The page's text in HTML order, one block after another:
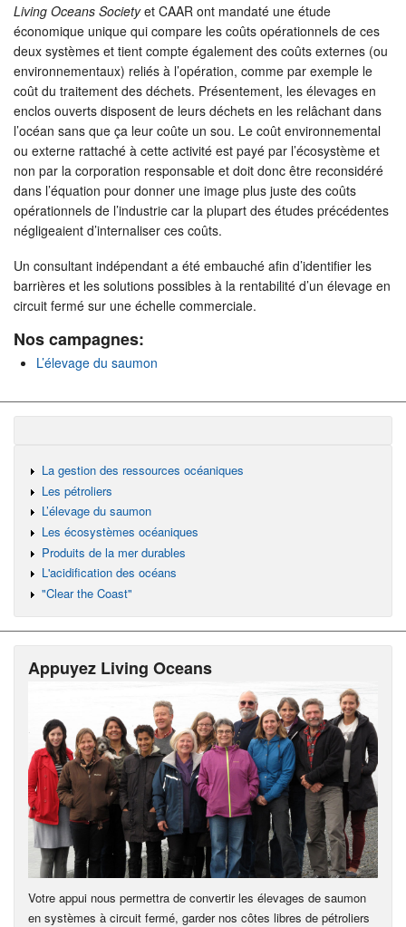
Living Oceans Societyet CAAR ont mandaté une étude
économique unique qui compare les coûts opérationnels de ces
deux systèmes et tient compte également des coûts externes (ou
environnementaux) reliés à l’opération, comme par exemple le
coût du traitement des déchets. Présentement, les élevages en
enclos ouverts disposent de leurs déchets en les relâchant dans
l’océan sans que ça leur coûte un sou. Le coût environnemental
ou externe rattaché à cette activité est payé par l’écosystème et
non par la corporation responsable et doit donc être reconsidéré
dans l’équation pour donner une image plus juste des coûts
opérationnels de l’industrie car la plupart des études précédentes
négligeaient d’internaliser ces coûts.
Un consultant indépendant a été embauché afin d’identifier les
barrières et les solutions possibles à la rentabilité d’un élevage en
circuit fermé sur une échelle commerciale.
Nos campagnes:
L’élevage du saumon
La gestion des ressources océaniques
Les pétroliers
L’élevage du saumon
Les écosystèmes océaniques
Produits de la mer durables
L'acidification des océans
"Clear the Coast"
Appuyez Living Oceans
Votre appui nous permettra de convertir les élevages de saumon
en systèmes à circuit fermé, garder nos côtes libres de pétroliers